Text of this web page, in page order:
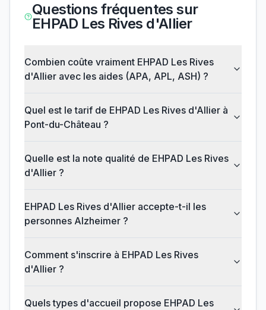
Questions fréquentes sur
EHPAD Les Rives d'Allier
Combien coûte vraiment EHPAD Les Rives
d'Allier avec les aides (APA, APL, ASH) ?
Quel est le tarif de EHPAD Les Rives d'Allier à
Pont-du-Château ?
Quelle est la note qualité de EHPAD Les Rives
d'Allier ?
EHPAD Les Rives d'Allier accepte-t-il les
personnes Alzheimer ?
Comment s'inscrire à EHPAD Les Rives
d'Allier ?
Quels types d'accueil propose EHPAD Les